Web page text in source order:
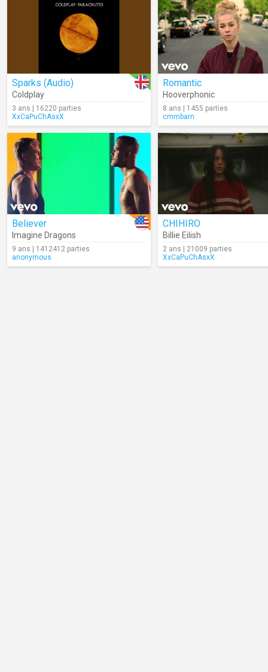
Sparks (Audio)
Coldplay
3 ans | 16220 parties
XxCaPuChAsxX
Romantic
Hooverphonic
8 ans | 1455 parties
cmmbarn
Believer
Imagine Dragons
9 ans | 1412412 parties
anonymous
CHIHIRO
Billie Eilish
2 ans | 21009 parties
XxCaPuChAsxX